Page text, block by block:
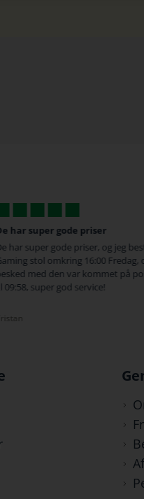
jeg bestilte min
og fik en
på post huset
Fede
fede
hurtig
Camilla